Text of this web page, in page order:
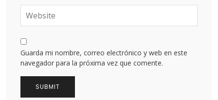
Guarda mi nombre, correo electrónico y web en este
navegador para la próxima vez que comente.